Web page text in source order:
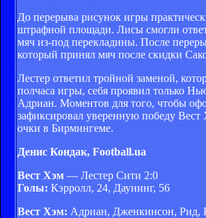
До перерыва рисунок игры
штрафной площади. Лисы смогли
мяч из-под перекладины. После
который принял мяч после скидки
Лестер ответил тройной заменой,
полчаса игры, себя проявил только
Адриан. Моментов для того, чтобы
зафиксировал уверенную победу
очки в Бирмингеме.
Денис Кондак, Football.ua
Вест Хэм — Лестер Сити 2:0
Голы: Кэрролл, 24, Даунинг, 56
Вест Хэм: Адриан, Дженкинсон, Рид,